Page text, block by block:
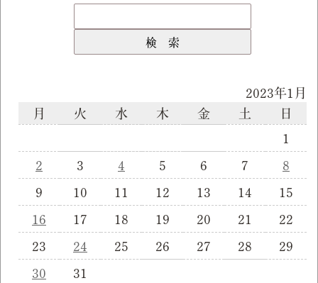
2023年1月
月
火 水 木 金 土
日
1
2
3 4 5 6 7
8
9
10 11 12 13 14
15
16
17 18 19 20 21
22
23
24 25 26 27 28
29
30
31